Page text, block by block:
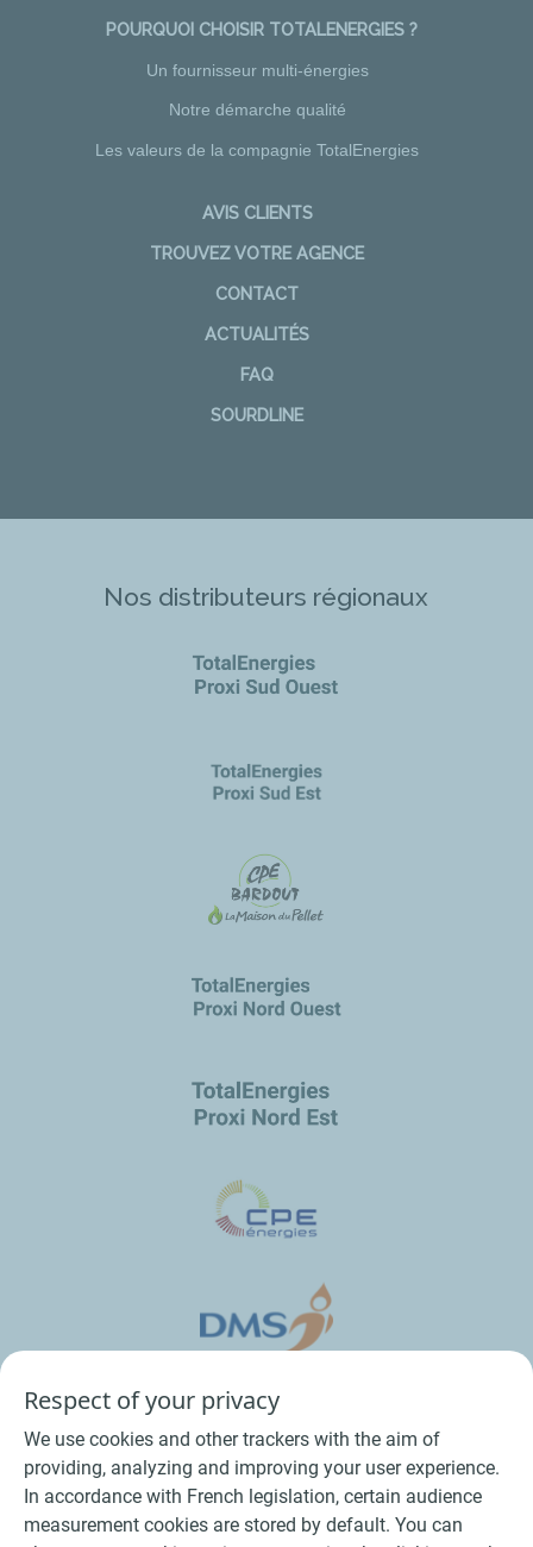
POURQUOI CHOISIR TOTALENERGIES ?
Un fournisseur multi-énergies
Notre démarche qualité
Les valeurs de la compagnie TotalEnergies
AVIS CLIENTS
TROUVEZ VOTRE AGENCE
CONTACT
ACTUALITÉS
FAQ
SOURDLINE
Nos distributeurs régionaux
Respect of your privacy
We use cookies and other trackers with the aim of
providing, analyzing and improving your user experience.
In accordance with French legislation, certain audience
measurement cookies are stored by default. You can